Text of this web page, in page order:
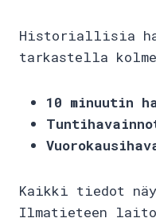
Historiallisia
tarkastella
10 minuutin
Kaikki tiedot
Ilmatieteen